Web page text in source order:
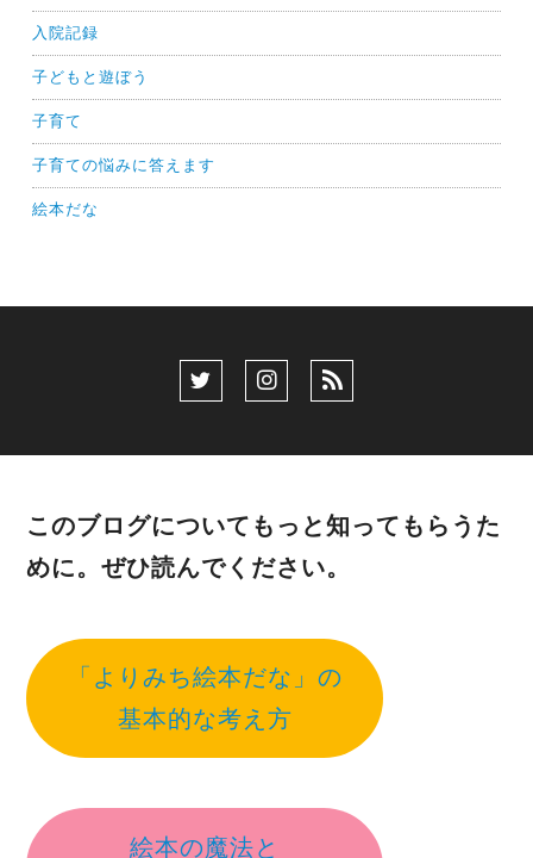
入院記録
子どもと遊ぼう
子育て
子育ての悩みに答えます
絵本だな
このブログについてもっと知ってもらうた
めに。ぜひ読んでください。
「よりみち絵本だな」の
基本的な考え方
絵本の魔法と